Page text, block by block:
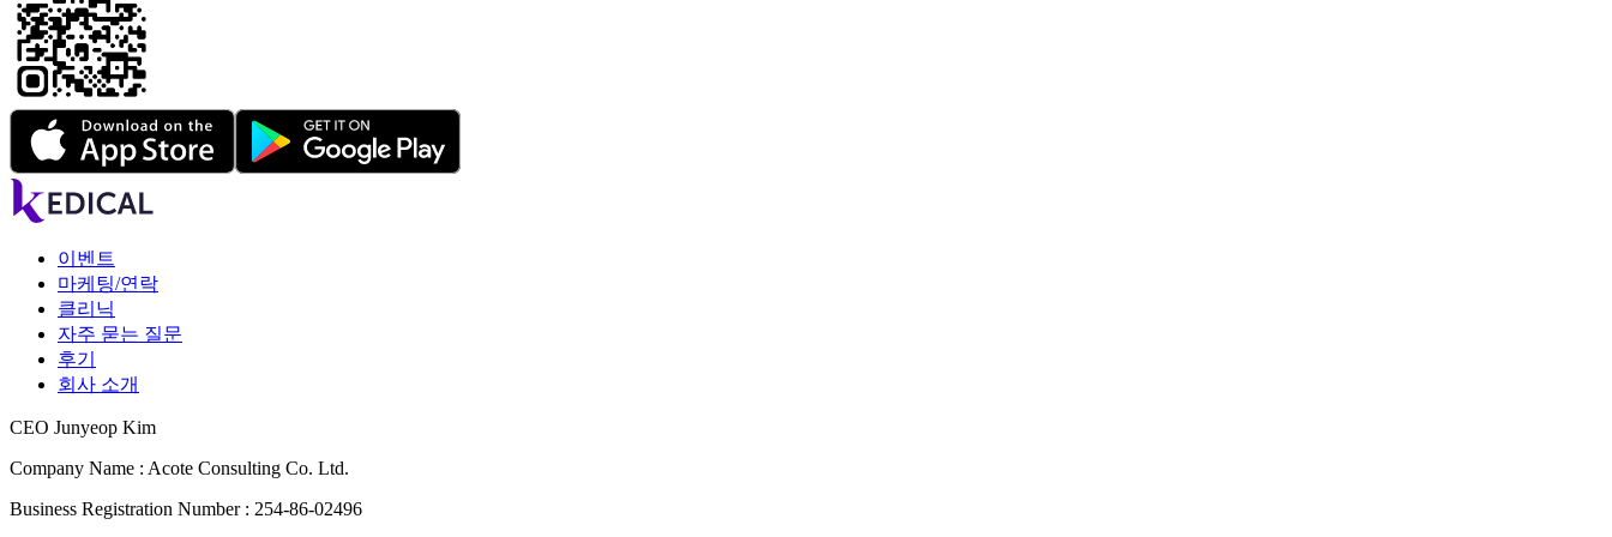
이벤트
마케팅/연락
클리닉
자주 묻는 질문
후기
회사 소개
CEO Junyeop Kim
Company Name : Acote Consulting Co. Ltd.
Business Registration Number : 254-86-02496